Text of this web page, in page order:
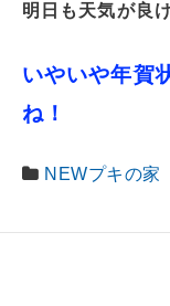
明日も天気が良
いやいや年賀
ね！
NEWプキの家